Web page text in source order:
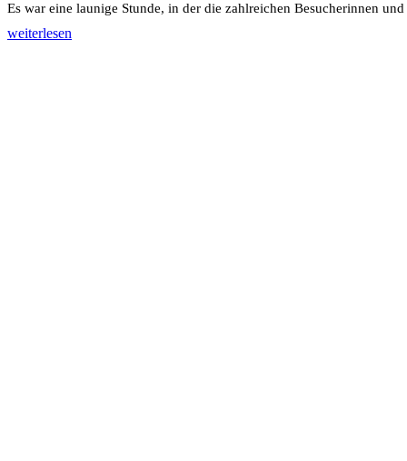
Es war eine launige Stunde, in der die zahlreichen Besucherinnen
weiterlesen